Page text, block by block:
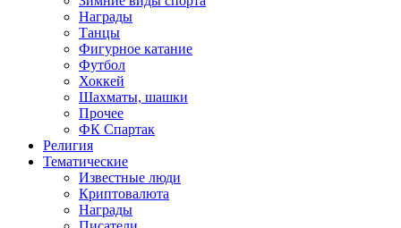
Награды
Танцы
Фигурное катание
Футбол
Хоккей
Шахматы, шашки
Прочее
ФК Спартак
Религия
Тематические
Известные люди
Криптовалюта
Награды